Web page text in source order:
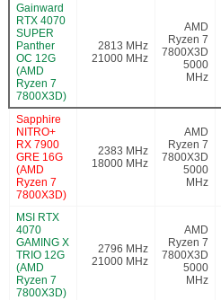
Gainward
RTX 4070
SUPER
Panther
OC 12G
(AMD
Ryzen 7
7800X3D)
2813 MHz
21000 MHz
AMD
Ryzen 7
7800X3D
5000
MHz
Sapphire
NITRO+
RX 7900
GRE 16G
(AMD
Ryzen 7
7800X3D)
2383 MHz
18000 MHz
AMD
Ryzen 7
7800X3D
5000
MHz
MSI RTX
4070
GAMING X
TRIO 12G
(AMD
Ryzen 7
7800X3D)
2796 MHz
21000 MHz
AMD
Ryzen 7
7800X3D
5000
MHz